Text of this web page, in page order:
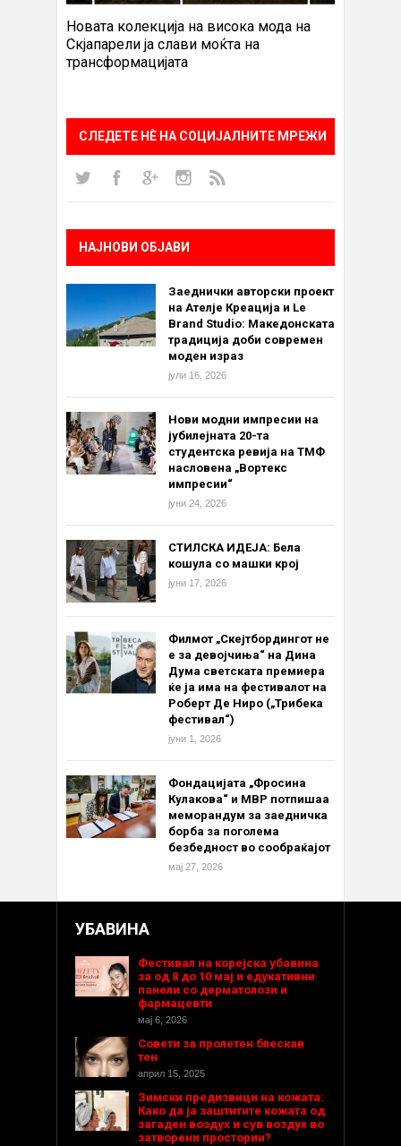
Новата колекција на висока мода на
Скјапарели ја слави моќта на
трансформацијата
СЛЕДЕТЕ НÈ НА СОЦИЈАЛНИТЕ МРЕЖИ
НАЈНОВИ ОБЈАВИ
Заеднички авторски проект
на Ателје Креација и Le
Brand Studio: Македонската
традиција доби современ
моден израз
јули 16, 2026
Нови модни импресии на
јубилејната 20-та
студентска ревија на ТМФ
насловена „Вортекс
импресии“
јуни 24, 2026
СТИЛСКА ИДЕЈА: Бела
кошула со машки крој
јуни 17, 2026
Филмот „Скејтбордингот не
е за девојчиња“ на Дина
Дума светската премиера
ќе ја има на фестивалот на
Роберт Де Ниро („Трибека
фестивал“)
јуни 1, 2026
Фондацијата „Фросина
Кулакова“ и МВР потпишаа
меморандум за заедничка
борба за поголема
безбедност во сообраќајот
мај 27, 2026
УБАВИНА
Фестивал на корејска убавина
за од 8 до 10 мај и едукативни
панели со дерматолози и
фармацевти
мај 6, 2026
Совети за пролетен блескав
тен
април 15, 2025
Зимски предизвици на кожата:
Како да ја заштитите кожата од
загаден воздух и сув воздух во
затворени простории?